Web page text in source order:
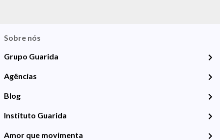
Sobre nós
Grupo Guarida
Agências
Blog
Instituto Guarida
Amor que movimenta